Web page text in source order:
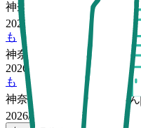
神奈川県
ももんが福さん
2026/07/30 01:30
も
神奈川県
ももんが福さん
2026/07/29 17:15
も
神奈川県
ももんが福さん
2026/07/28 02:06